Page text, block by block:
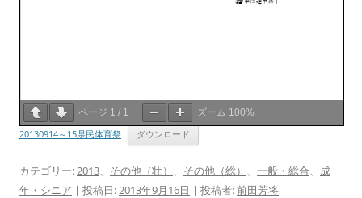
ページ 1 / 1 ズーム 100%
20130914～15県民体育祭 ダウンロード
カテゴリー:2013、 その他（壮） 、 その他（総） 、 一般・総合、 成
年・シニア | 投稿日:2013年9月16日 | 投稿者:前田芳将